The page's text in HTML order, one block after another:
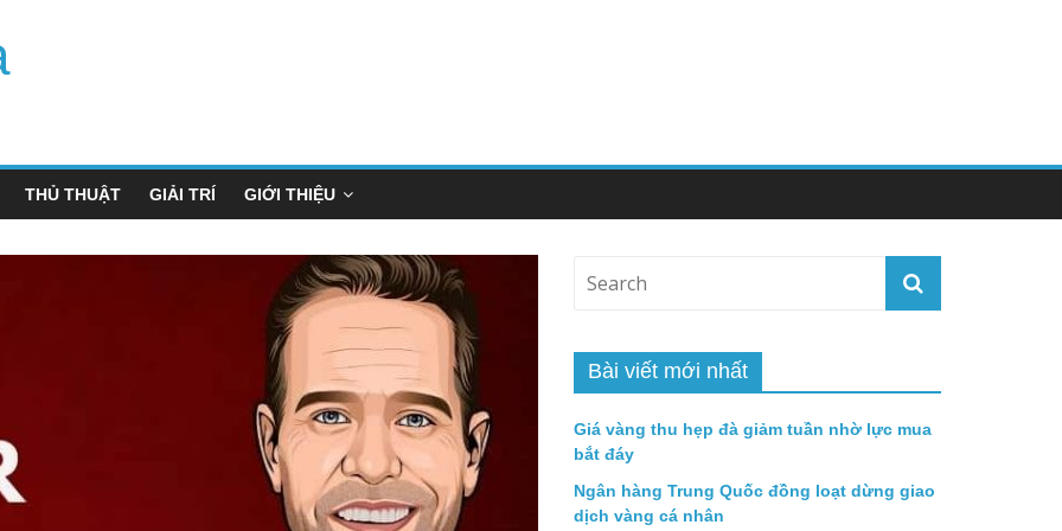
THỦ THUẬT GIẢI TRÍ GIỚI THIỆU
Bài viết mới nhất
Giá vàng thu hẹp đà giảm tuần nhờ lực mua
bắt đáy
Ngân hàng Trung Quốc đồng loạt dừng giao
dịch vàng cá nhân